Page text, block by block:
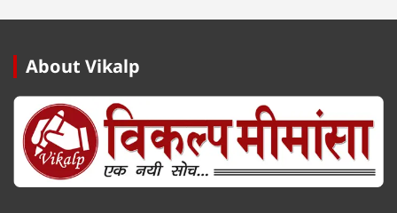
About Vikalp